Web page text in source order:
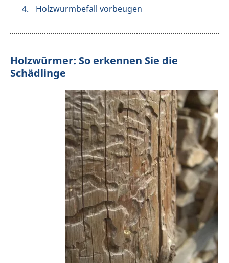
Holzwurmbefall vorbeugen
Holzwürmer: So erkennen Sie die
Schädlinge